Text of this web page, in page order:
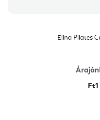
Elina Pilates